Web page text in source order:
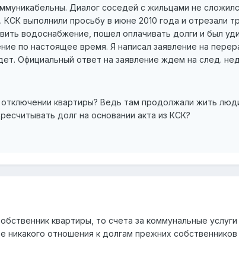
Диалог соседей с жильцами не
выполнили просьбу в июне 2010 года и отрезали
водоснабжение, пошел оплачивать долги и был
по настоящее время. Я написал заявление на
Официальный ответ на заявление ждем на след.
квартиры? Ведь там продолжали жить
долг на основании акта из КСК?
квартиры, то счета за коммунальные
никакого отношения к долгам прежних собственников